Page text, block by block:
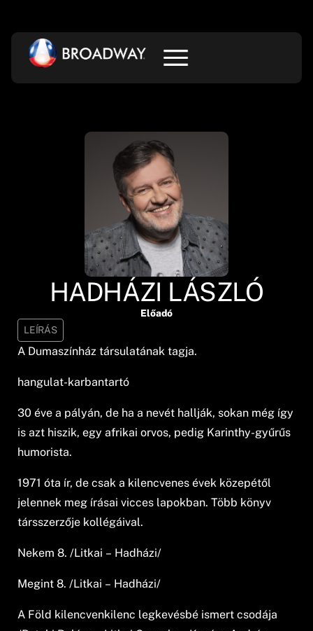
HADHÁZI LÁSZLÓ
Előadó
LEÍRÁS
A Dumaszínház társulatának tagja.
hangulat-karbantartó
30 éve a pályán, de ha a nevét hallják, sokan még így
is azt hiszik, egy afrikai orvos, pedig Karinthy-gyűrűs
humorista.
1971 óta ír, de csak a kilencvenes évek közepétől
jelennek meg írásai vicces lapokban. Több könyv
társszerzője kollégáival.
Nekem 8. /Litkai – Hadházi/
Megint 8. /Litkai – Hadházi/
A Föld kilencvenkilenc legkevésbé ismert csodája